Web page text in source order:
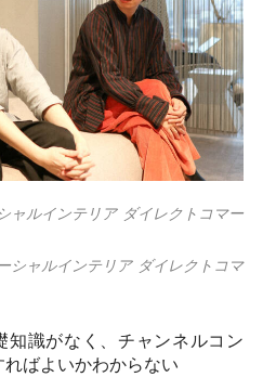
ャルインテリア ダイレクトコマー
シャルインテリア ダイレクトコマ
知識がなく、チャンネルコン
ばよいかわからない